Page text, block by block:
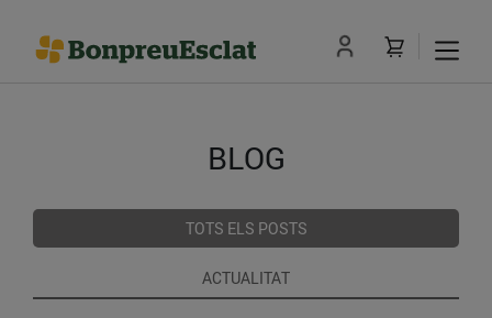
BLOG
TOTS ELS POSTS
ACTUALITAT